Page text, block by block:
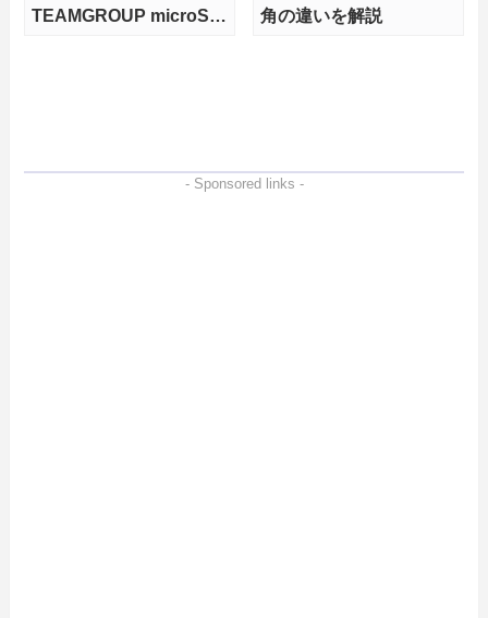
TEAMGROUP microSD
角の違いを解説
- Sponsored links -